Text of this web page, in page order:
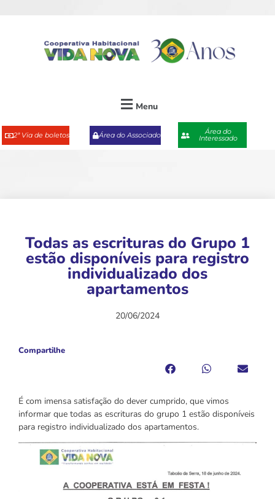
Menu
2ª Via de boletos Área do Associado Área do
Interessado
Todas as escrituras do Grupo 1
estão disponíveis para registro
individualizado dos
apartamentos
20/06/2024
Compartilhe
É com imensa satisfação do dever cumprido, que vimos
informar que todas as escrituras do grupo 1 estão disponíveis
para registro individualizado dos apartamentos.